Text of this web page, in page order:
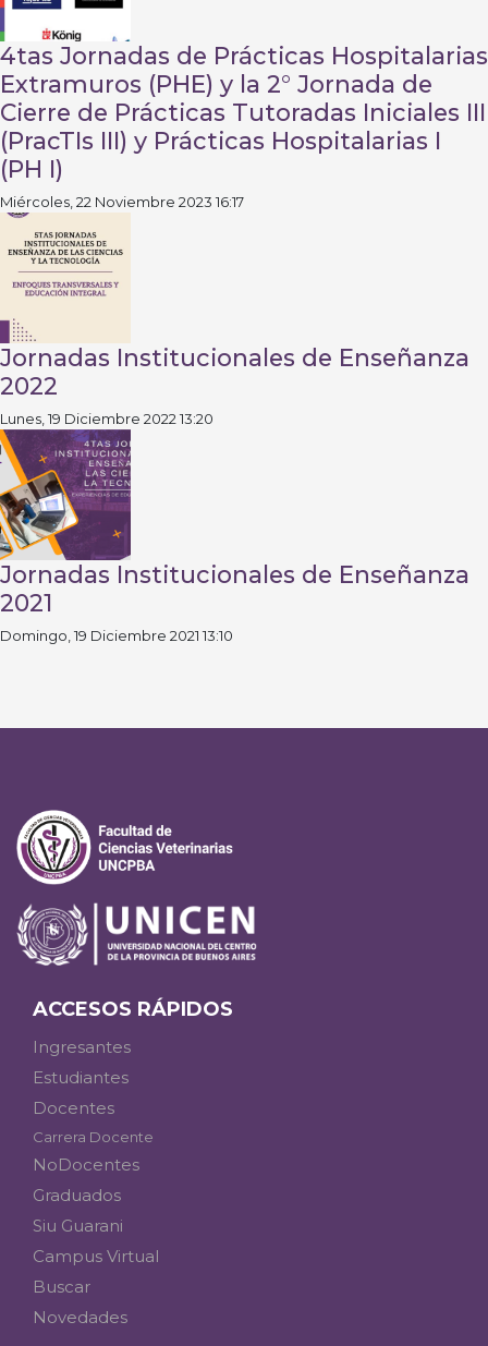
4tas Jornadas de Prácticas Hospitalarias
Extramuros (PHE) y la 2° Jornada de
Cierre de Prácticas Tutoradas Iniciales III
(PracTIs III) y Prácticas Hospitalarias I
(PH I)
Miércoles, 22 Noviembre 2023 16:17
Jornadas Institucionales de Enseñanza
2022
Lunes, 19 Diciembre 2022 13:20
Jornadas Institucionales de Enseñanza
2021
Domingo, 19 Diciembre 2021 13:10
ACCESOS RÁPIDOS
Ingresantes
Estudiantes
Docentes
Carrera Docente
NoDocentes
Graduados
Siu Guarani
Campus Virtual
Buscar
Novedades